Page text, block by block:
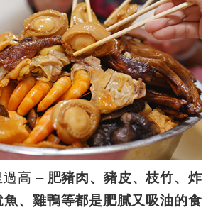
高 – 肥豬肉、豬皮、枝竹、炸
、雞鴨等都是肥膩又吸油的食